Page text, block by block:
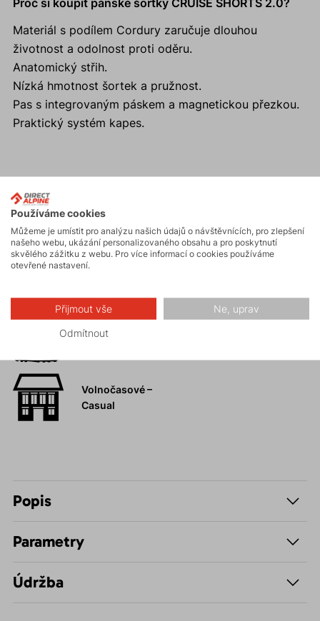
Proč si koupit pánské šortky CRUISE SHORTS 2.0?
Materiál s podílem Cordury zaručuje dlouhou
životnost a odolnost proti oděru.
Anatomický střih.
Nízká hmotnost šortek a pružnost.
Pas s integrovaným páskem a magnetickou přezkou.
Praktický systém kapes.
Aktivity
Turistika
ferraty
Volnočasové –
Casual
Popis
Parametry
Údržba
Používáme cookies
Můžeme je umístit pro analýzu našich údajů o návštěvnících, pro zlepšení
našeho webu, ukázání personalizovaného obsahu a pro poskytnutí
skvělého zážitku z webu. Pro více informací o cookies používáme
otevřené nastavení.
Přijmout vše Ne, uprav
Odmítnout